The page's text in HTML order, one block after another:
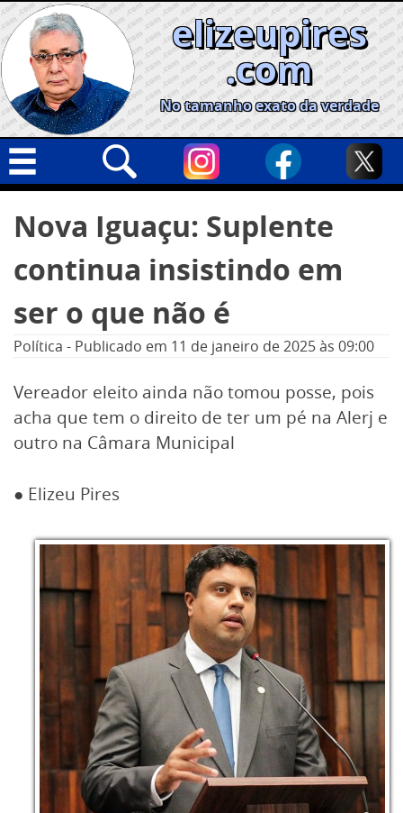
Skip
to
content
elizeupires
.com
No tamanho exato da verdade
Geral
Cidades
Informe especial
por:
Nova Iguaçu: Suplente
continua insistindo em
ser o que não é
Política - Publicado em 11 de janeiro de 2025às 09:00
Vereador eleito ainda não tomou posse, pois
acha que tem o direito de ter um pé na Alerj e
outro na Câmara Municipal
● Elizeu Pires